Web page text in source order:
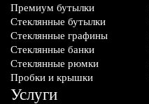
Премиум бутылки
Стеклянные бутылки
Стеклянные графины
Стеклянные банки
Стеклянные рюмки
Пробки и крышки
Услуги